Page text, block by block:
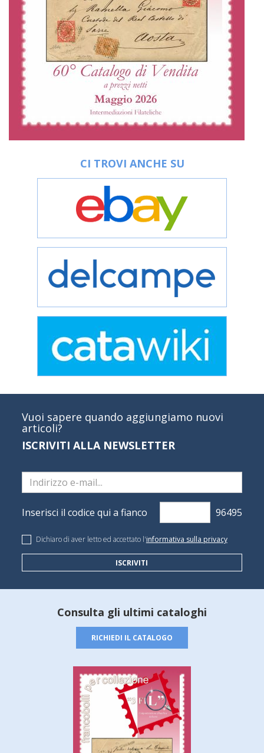
CI TROVI ANCHE SU
Vuoi sapere quando aggiungiamo nuovi
articoli?
ISCRIVITI ALLA NEWSLETTER
Inserisci il codice qui a fianco
Dichiaro di aver letto ed accettato l'informativa sulla privacy
ISCRIVITI
Consulta gli ultimi cataloghi
RICHIEDI IL CATALOGO